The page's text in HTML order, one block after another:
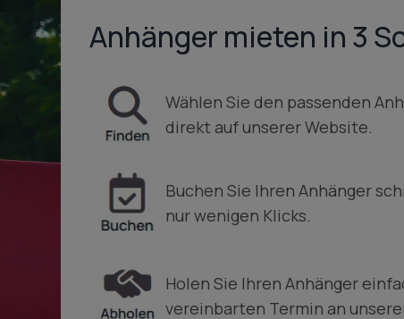
Anhänger mieten in 3
Wählen Sie den passenden
direkt auf unserer Website.
Buchen Sie Ihren Anhänger
nur wenigen Klicks.
Holen Sie Ihren Anhänger
vereinbarten Termin an